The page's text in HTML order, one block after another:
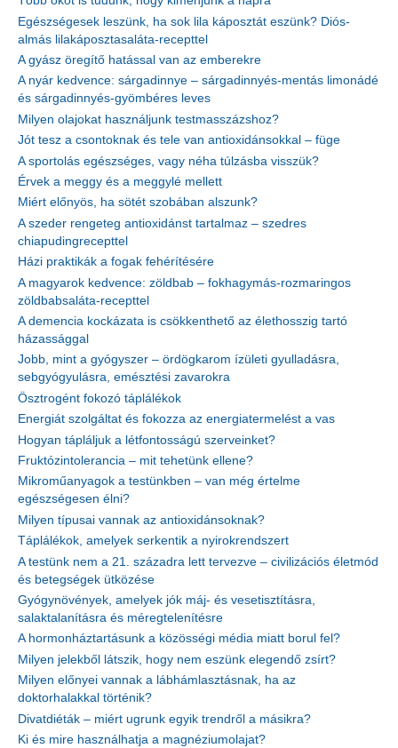
Egészségesek leszünk, ha sok lila káposztát eszünk? Diós-
almás lilakáposztasaláta-recepttel
A gyász öregítő hatással van az emberekre
A nyár kedvence: sárgadinnye – sárgadinnyés-mentás limonádé
és sárgadinnyés-gyömbéres leves
Milyen olajokat használjunk testmasszázshoz?
Jót tesz a csontoknak és tele van antioxidánsokkal – füge
A sportolás egészséges, vagy néha túlzásba visszük?
Érvek a meggy és a meggylé mellett
Miért előnyös, ha sötét szobában alszunk?
A szeder rengeteg antioxidánst tartalmaz – szedres
chiapudingrecepttel
Házi praktikák a fogak fehérítésére
A magyarok kedvence: zöldbab – fokhagymás-rozmaringos
zöldbabsaláta-recepttel
A demencia kockázata is csökkenthető az élethosszig tartó
házassággal
Jobb, mint a gyógyszer – ördögkarom ízületi gyulladásra,
sebgyógyulásra, emésztési zavarokra
Ösztrogént fokozó táplálékok
Energiát szolgáltat és fokozza az energiatermelést a vas
Hogyan tápláljuk a létfontosságú szerveinket?
Fruktózintolerancia – mit tehetünk ellene?
Mikroműanyagok a testünkben – van még értelme
egészségesen élni?
Milyen típusai vannak az antioxidánsoknak?
Táplálékok, amelyek serkentik a nyirokrendszert
A testünk nem a 21. századra lett tervezve – civilizációs életmód
és betegségek ütközése
Gyógynövények, amelyek jók máj- és vesetisztításra,
salaktalanításra és méregtelenítésre
A hormonháztartásunk a közösségi média miatt borul fel?
Milyen jelekből látszik, hogy nem eszünk elegendő zsírt?
Milyen előnyei vannak a lábhámlasztásnak, ha az
doktorhalakkal történik?
Divatdiéták – miért ugrunk egyik trendről a másikra?
Ki és mire használhatja a magnéziumolajat?